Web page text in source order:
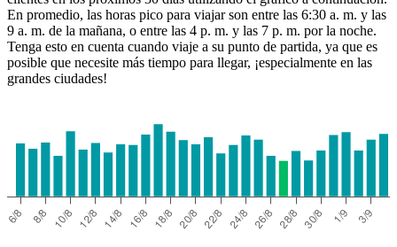
En promedio, las horas pico para viajar son entre las 6:30 a. m. y las
9 a. m. de la mañana, o entre las 4 p. m. y las 7 p. m. por la noche.
Tenga esto en cuenta cuando viaje a su punto de partida, ya que es
posible que necesite más tiempo para llegar, ¡especialmente en las
grandes ciudades!